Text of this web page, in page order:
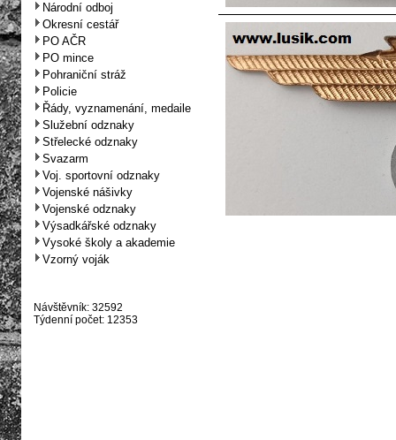
Národní odboj
Okresní cestář
PO AČR
PO mince
Pohraniční stráž
Policie
Řády, vyznamenání, medaile
Služební odznaky
Střelecké odznaky
Svazarm
Voj. sportovní odznaky
Vojenské nášivky
Vojenské odznaky
Výsadkářské odznaky
Vysoké školy a akademie
Vzorný voják
Návštěvník: 32592
Týdenní počet: 12353